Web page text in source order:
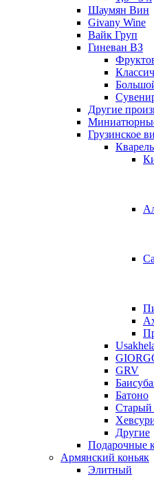
Шаумян Вин
Givany Wine
Вайк Груп
Гиневан ВЗ
Другие
Грузинское
GRV
Батоно
Старый
Другие
Подарочные
Армянский коньяк
Элитный